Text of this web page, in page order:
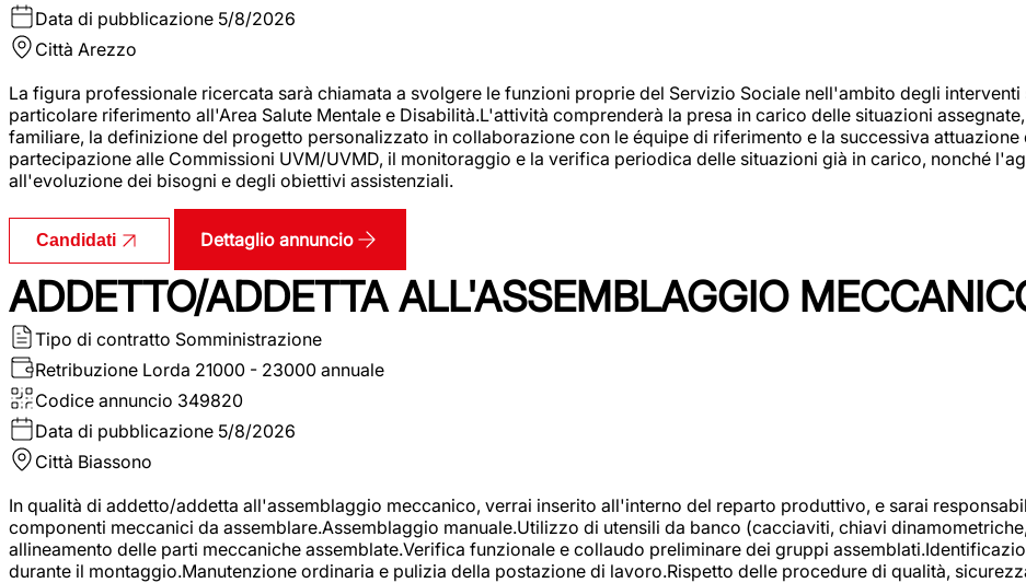
Data di pubblicazione 5/8/2026
Città Arezzo
La figura professionale ricercata sarà chiamata a svolgere le funzioni proprie del Servizio Sociale nell'ambito degli
particolare riferimento all'Area Salute Mentale e Disabilità.L'attività comprenderà la presa in carico delle situazioni
familiare, la definizione del progetto personalizzato in collaborazione con le équipe di riferimento e la successiva
partecipazione alle Commissioni UVM/UVMD, il monitoraggio e la verifica periodica delle situazioni già in carico, nonché
all'evoluzione dei bisogni e degli obiettivi assistenziali.
Candidati Dettaglio annuncio
ADDETTO/ADDETTA ALL'ASSEMBLAGGIO
Tipo di contratto Somministrazione
Retribuzione Lorda 21000 - 23000 annuale
Codice annuncio 349820
Data di pubblicazione 5/8/2026
Città Biassono
In qualità di addetto/addetta all'assemblaggio meccanico, verrai inserito all'interno del reparto produttivo, e sarai
componenti meccanici da assemblare.Assemblaggio manuale.Utilizzo di utensili da banco (cacciaviti, chiavi
allineamento delle parti meccaniche assemblate.Verifica funzionale e collaudo preliminare dei gruppi
durante il montaggio.Manutenzione ordinaria e pulizia della postazione di lavoro.Rispetto delle procedure di qualità,